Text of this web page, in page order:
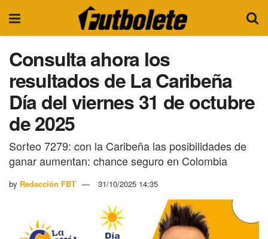
Consulta ahora los
resultados de La Caribeña
Día del viernes 31 de octubre
de 2025
Sorteo 7279: con la Caribeña las posibilidades de
ganar aumentan: chance seguro en Colombia
by Redacción FBT 31/10/2025 14:35